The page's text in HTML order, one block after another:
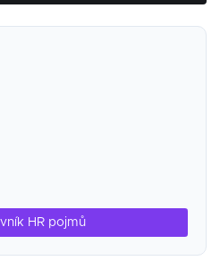
HR pojmů